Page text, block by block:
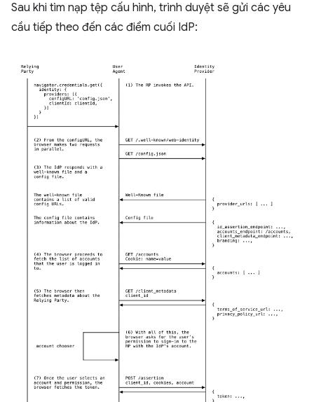
Sau khi tìm nạp tệp cấu hình, trình duyệt sẽ gửi các yêu
cầu tiếp theo đến các điểm cuối IdP: